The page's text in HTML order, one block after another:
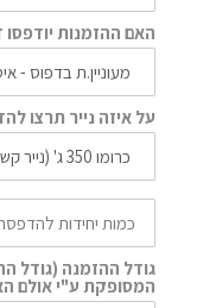
האם ההזמנות יודפסו
על איזה נייר תרצו
גודל ההזמנה (גודל
המסופקת ע"י אולם